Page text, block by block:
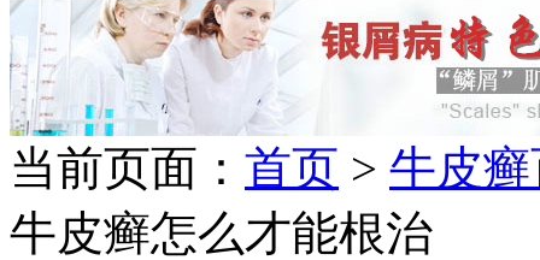
当前页面： 首页 > 牛皮
牛皮癣怎么才能根治